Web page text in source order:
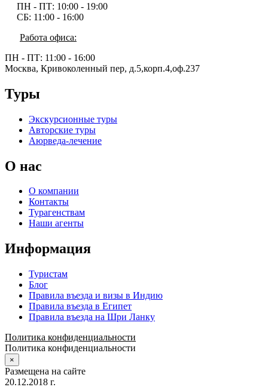
ПН - ПТ: 10:00 - 19:00
СБ: 11:00 - 16:00
Работа офиса:
ПН - ПТ: 11:00 - 16:00
Москва, Кривоколенный пер, д.5,корп.4,оф.237
Туры
Экскурсионные туры
Авторские туры
Аюрведа-лечение
О нас
О компании
Контакты
Турагенствам
Наши агенты
Информация
Туристам
Блог
Правила въезда и визы в Индию
Правила въезда в Египет
Правила въезда на Шри Ланку
Политика конфиденциальности
Политика конфиденциальности
×
Размещена на сайте
20.12.2018 г.